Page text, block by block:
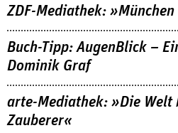
ZDF-Mediathek: »München
Buch-Tipp: AugenBlick –
Dominik Graf
arte-Mediathek: »Die Welt
Zauberer«